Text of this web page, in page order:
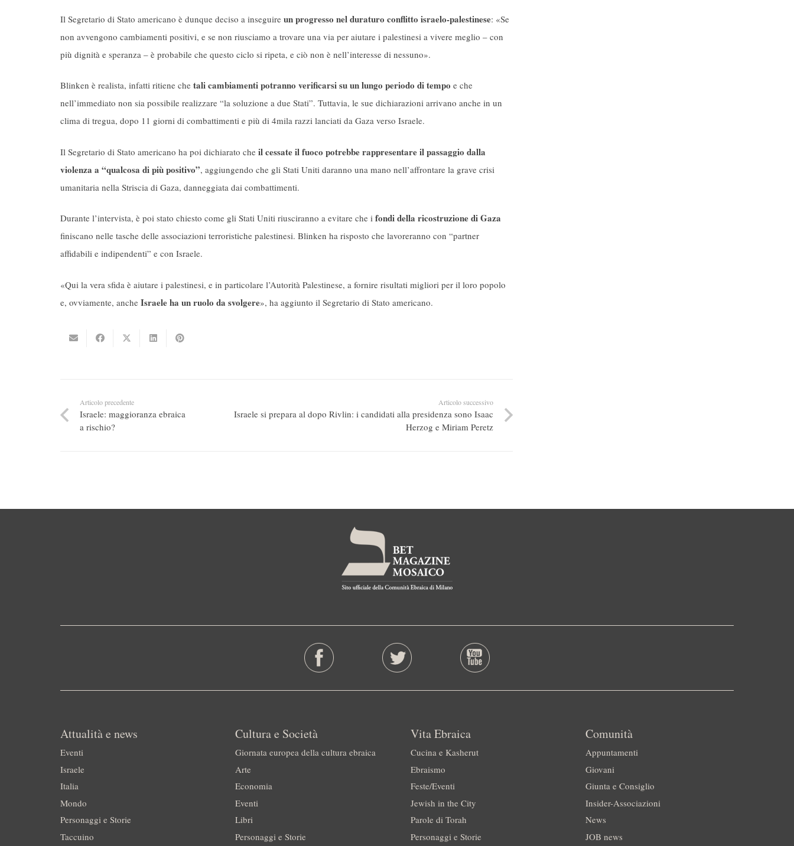
Il Segretario di Stato americano è dunque deciso a inseguire un progresso nel duraturo conflitto israelo-palestinese: «Se
non avvengono cambiamenti positivi, e se non riusciamo a trovare una via per aiutare i palestinesi a vivere meglio – con
più dignità e speranza – è probabile che questo ciclo si ripeta, e ciò non è nell’interesse di nessuno».
Blinken è realista, infatti ritiene che tali cambiamenti potranno verificarsi su un lungo periodo di tempo e che
nell’immediato non sia possibile realizzare “la soluzione a due Stati”. Tuttavia, le sue dichiarazioni arrivano anche in un
clima di tregua, dopo 11 giorni di combattimenti e più di 4mila razzi lanciati da Gaza verso Israele.
Il Segretario di Stato americano ha poi dichiarato che il cessate il fuoco potrebbe rappresentare il passaggio dalla
violenza a “qualcosa di più positivo”, aggiungendo che gli Stati Uniti daranno una mano nell’affrontare la grave crisi
umanitaria nella Striscia di Gaza, danneggiata dai combattimenti.
Durante l’intervista, è poi stato chiesto come gli Stati Uniti riusciranno a evitare che i fondi della ricostruzione di Gaza
finiscano nelle tasche delle associazioni terroristiche palestinesi. Blinken ha risposto che lavoreranno con “partner
affidabili e indipendenti” e con Israele.
«Qui la vera sfida è aiutare i palestinesi, e in particolare l’Autorità Palestinese, a fornire risultati migliori per il loro popolo
e, ovviamente, anche Israele ha un ruolo da svolgere», ha aggiunto il Segretario di Stato americano.
Articolo precedente
Israele: maggioranza ebraica
a rischio?
Articolo successivo
Israele si prepara al dopo Rivlin: i candidati alla presidenza sono Isaac
Herzog e Miriam Peretz
Attualità e news
Eventi
Israele
Italia
Mondo
Personaggi e Storie
Taccuino
Cultura e Società
Giornata europea della cultura ebraica
Arte
Economia
Eventi
Libri
Personaggi e Storie
Vita Ebraica
Cucina e Kasherut
Ebraismo
Feste/Eventi
Jewish in the City
Parole di Torah
Personaggi e Storie
Comunità
Appuntamenti
Giovani
Giunta e Consiglio
Insider-Associazioni
News
JOB news